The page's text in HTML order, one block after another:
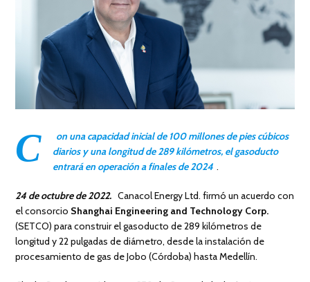
C
on una capacidad inicial de 100 millones de pies cúbicos
diarios y una longitud de 289 kilómetros, el gasoducto
entrará en operación a finales de 2024 .
24 de octubre de 2022. Canacol Energy Ltd. firmó un acuerdo con
el consorcio Shanghai Engineering and Technology Corp.
(SETCO) para construir el gasoducto de 289 kilómetros de
longitud y 22 pulgadas de diámetro, desde la instalación de
procesamiento de gas de Jobo (Córdoba) hasta Medellín.